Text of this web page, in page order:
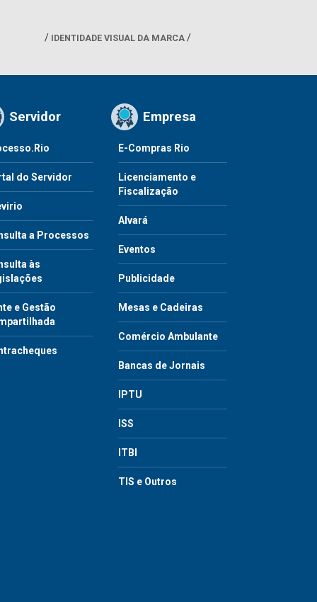
IDENTIDADE VISUAL DA MARCA
Servidor
do Servidor
a Processos
às
e Gestão
Empresa
E-Compras Rio
Licenciamento e
Fiscalização
Alvará
Eventos
Publicidade
Mesas e Cadeiras
Comércio Ambulante
Bancas de Jornais
IPTU
ISS
ITBI
TIS e Outros